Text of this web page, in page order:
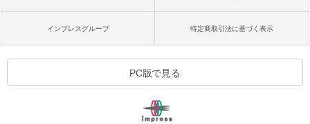
インプレスグループ 特定商取引法に基づく表示
PC版で見る